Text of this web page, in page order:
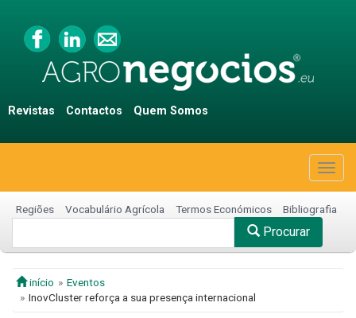
Revistas Contactos Quem Somos
Regiões Vocabulário Agrícola Termos Económicos Bibliografia
Procurar
início
Eventos
InovCluster reforça a sua presença internacional